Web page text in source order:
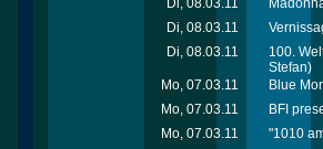
Di, 08.03.11
Di, 08.03.11
Di, 08.03.11
100.
Stefan)
Mo, 07.03.11
Blue
Mo, 07.03.11
BFI
Mo, 07.03.11
"1010